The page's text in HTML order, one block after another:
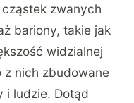
zwanych
bariony, takie jak
widzialnej
z nich zbudowane
i ludzie. Dotąd